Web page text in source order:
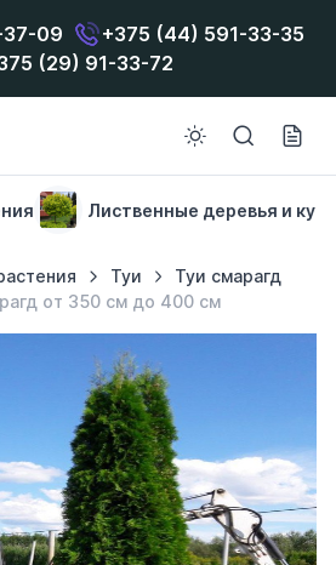
09
+375 (44) 591-33-35
(29) 91-33-72
Лиственные деревья и
Туи
Туи смарагд
от 350 см до 400 см